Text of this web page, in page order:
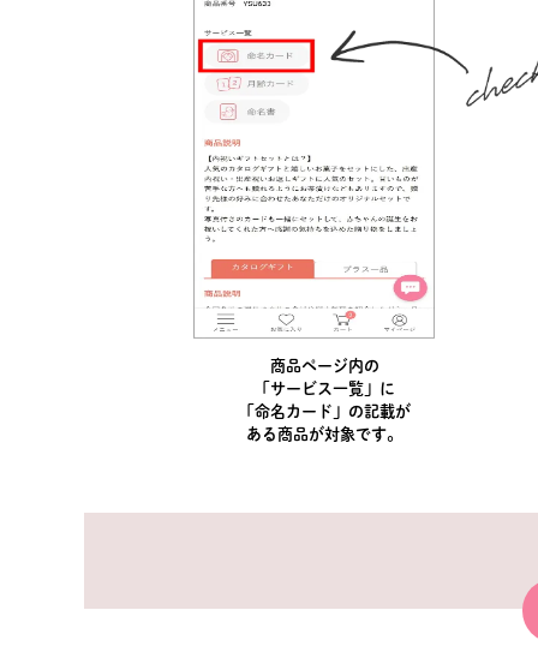
商品ページ内の
「サービス一覧」に
「命名カード」の記載が
ある商品が対象です。